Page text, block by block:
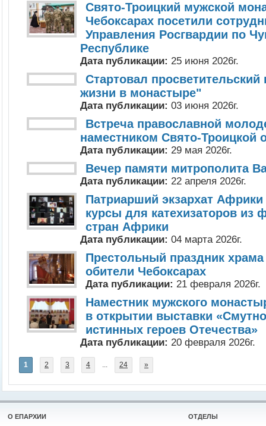
Свято-Троицкий мужской
Чебоксарах посетили
Управления Росгвардии по
Республике
Дата публикации: 25 июня 2026г.
Стартовал
жизни в монастыре"
Дата публикации: 03 июня 2026г.
Встреча православной
наместником Свято-Троицкой
Дата публикации: 29 мая 2026г.
Вечер памяти митрополита
Дата публикации: 22 апреля 2026г.
Патриарший экзархат Африки
курсы для катехизаторов из
стран Африки
Дата публикации: 04 марта 2026г.
Престольный праздник
обители Чебоксарах
Дата публикации: 21 февраля 2026г.
Наместник мужского
в открытии выставки
истинных героев Отечества»
Дата публикации: 20 февраля 2026г.
1 2 3 4 ... 24 »
О ЕПАРХИИ
ОТДЕЛЫ